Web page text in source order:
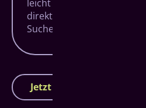
leicht zu erreichen. Dank
direkt am Haus entfällt
Suche in der Stadt.
Jetzt Termin vereinbaren